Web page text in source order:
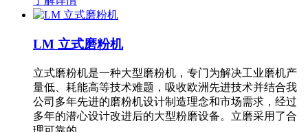
LM 立式磨粉机
立式磨粉机是一种大型磨粉机，专门为解决工业磨机产
量低、耗能高等技术难题，吸收欧洲先进技术并结合我
公司多年先进的磨粉机设计制造理念和市场需求，经过
多年的潜心设计改进后的大型粉磨设备。立磨采用了合